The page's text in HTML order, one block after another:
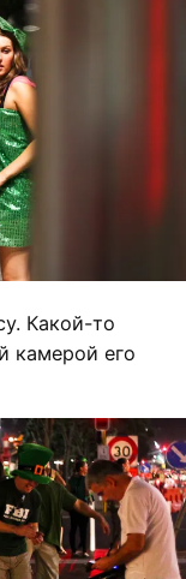
Какой-то
камерой его